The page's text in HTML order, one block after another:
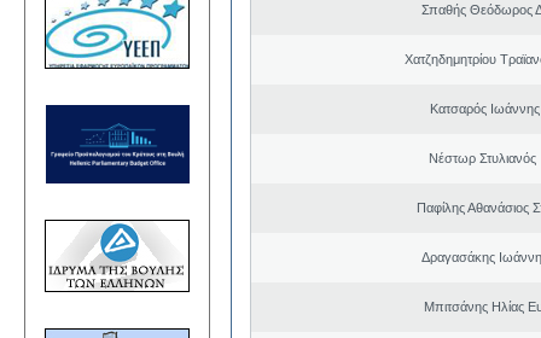
Σπαθής Θεόδωρος
Χατζηδημητρίου
Κατσαρός
Νέστωρ Στυλιανός
Παφίλης Αθανάσιος
Δραγασάκης
Μπιτσάνης Ηλίας